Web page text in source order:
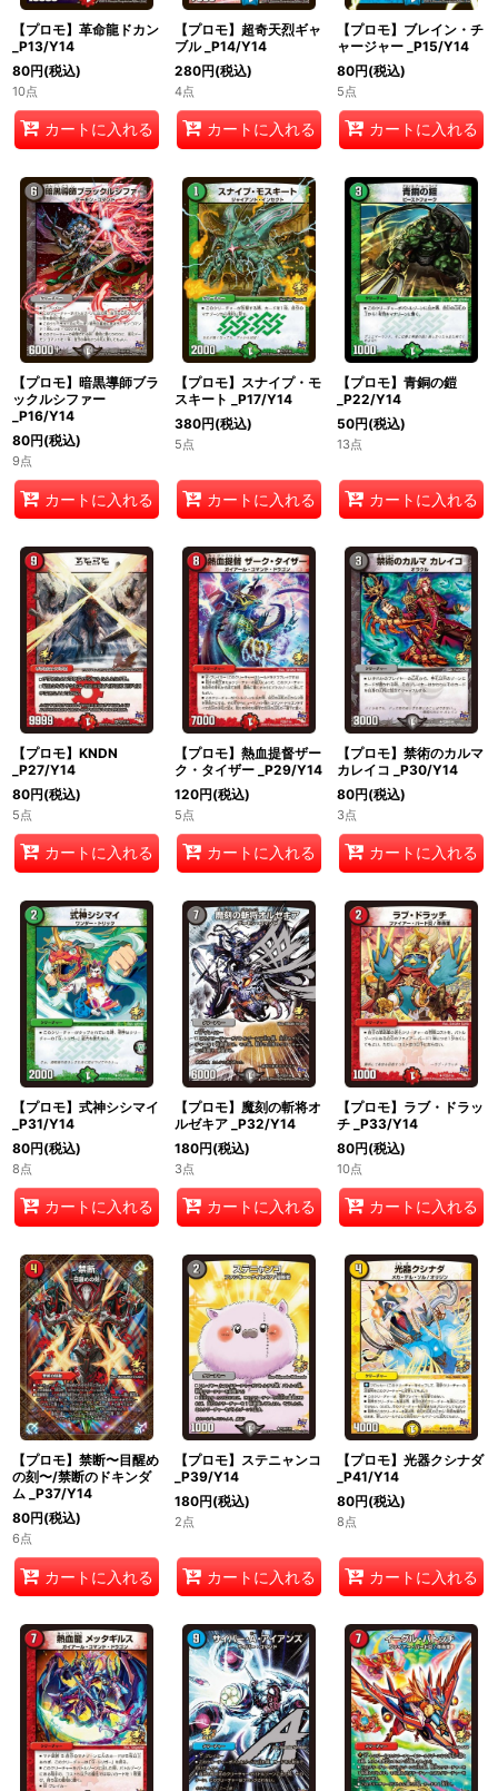
【プロモ】革命龍ドカン
_P13/Y14
80円(税込)
10点
カートに入れる
【プロモ】超奇天烈ギャ
ブル _P14/Y14
280円(税込)
4点
カートに入れる
【プロモ】ブレイン・チ
ャージャー _P15/Y14
80円(税込)
5点
カートに入れる
【プロモ】暗黒導師ブラ
ックルシファー
_P16/Y14
80円(税込)
9点
カートに入れる
【プロモ】スナイプ・モ
スキート _P17/Y14
380円(税込)
5点
カートに入れる
【プロモ】青銅の鎧
_P22/Y14
50円(税込)
13点
カートに入れる
【プロモ】KNDN
_P27/Y14
80円(税込)
5点
カートに入れる
【プロモ】熱血提督ザー
ク・タイザー _P29/Y14
120円(税込)
5点
カートに入れる
【プロモ】禁術のカルマ
カレイコ _P30/Y14
80円(税込)
3点
カートに入れる
【プロモ】式神シシマイ
_P31/Y14
80円(税込)
8点
カートに入れる
【プロモ】魔刻の斬将オ
ルゼキア _P32/Y14
180円(税込)
3点
カートに入れる
【プロモ】ラブ・ドラッ
チ _P33/Y14
80円(税込)
10点
カートに入れる
【プロモ】禁断〜目醒め
の刻〜/禁断のドキンダ
ム _P37/Y14
80円(税込)
6点
カートに入れる
【プロモ】ステニャンコ
_P39/Y14
180円(税込)
2点
カートに入れる
【プロモ】光器クシナダ
_P41/Y14
80円(税込)
8点
カートに入れる